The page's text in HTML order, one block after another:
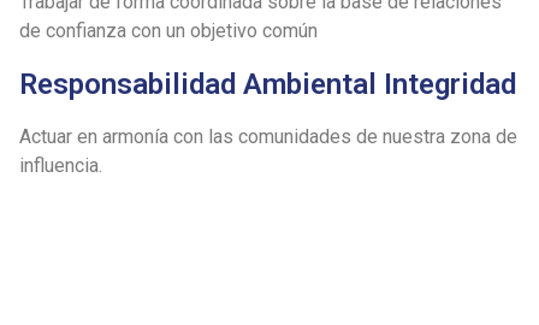
de confianza con un objetivo común
Responsabilidad Ambiental Integridad
Actuar en armonía con las comunidades de nuestra zona de
influencia.